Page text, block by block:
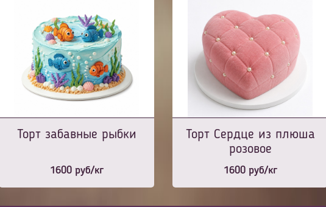
Торт забавные рыбки
1600руб/кг
Торт Сердце из плюша
розовое
1600руб/кг